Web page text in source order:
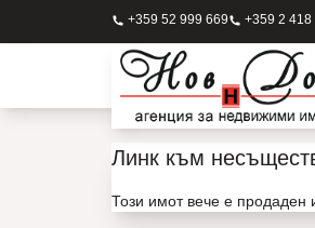
+359 52 999 669 +359 2 418
Линк към
Този имот вече е